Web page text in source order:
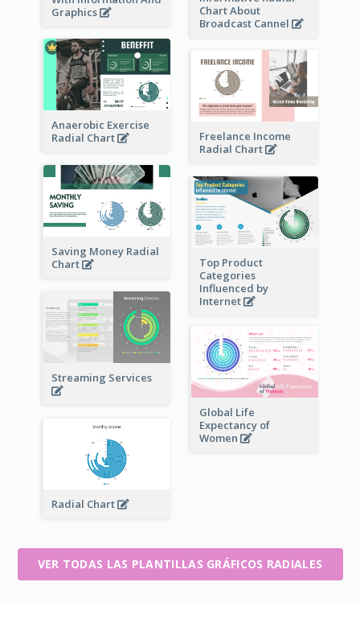
Graphics
Chart About
Broadcast Cannel
Anaerobic Exercise
Radial Chart
Freelance Income
Radial Chart
Saving Money Radial
Chart
Top Product
Categories
Influenced by
Internet
Streaming Services
Global Life
Expectancy of
Women
Radial Chart
VER TODAS LAS PLANTILLAS GRÁFICOS RADIALES